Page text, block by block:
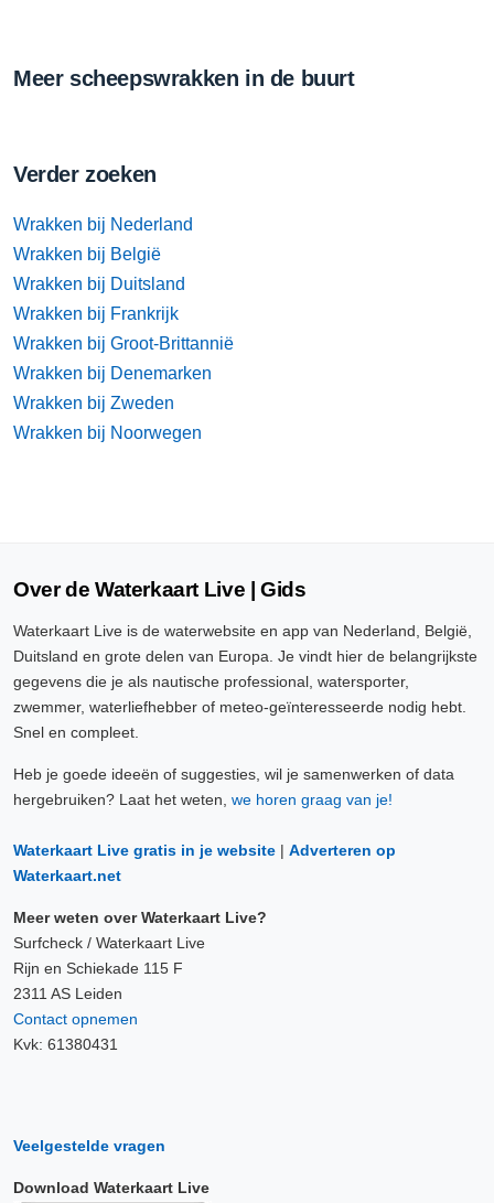
Meer scheepswrakken in de buurt
Verder zoeken
Wrakken bij Nederland
Wrakken bij België
Wrakken bij Duitsland
Wrakken bij Frankrijk
Wrakken bij Groot-Brittannië
Wrakken bij Denemarken
Wrakken bij Zweden
Wrakken bij Noorwegen
Over de Waterkaart Live | Gids
Waterkaart Live is de waterwebsite en app van Nederland, België,
Duitsland en grote delen van Europa. Je vindt hier de belangrijkste
gegevens die je als nautische professional, watersporter,
zwemmer, waterliefhebber of meteo-geïnteresseerde nodig hebt.
Snel en compleet.
Heb je goede ideeën of suggesties, wil je samenwerken of data
hergebruiken? Laat het weten, we horen graag van je!
Waterkaart Live gratis in je website | Adverteren op
Waterkaart.net
Meer weten over Waterkaart Live?
Surfcheck / Waterkaart Live
Rijn en Schiekade 115 F
2311 AS Leiden
Contact opnemen
Kvk: 61380431
Veelgestelde vragen
Download Waterkaart Live